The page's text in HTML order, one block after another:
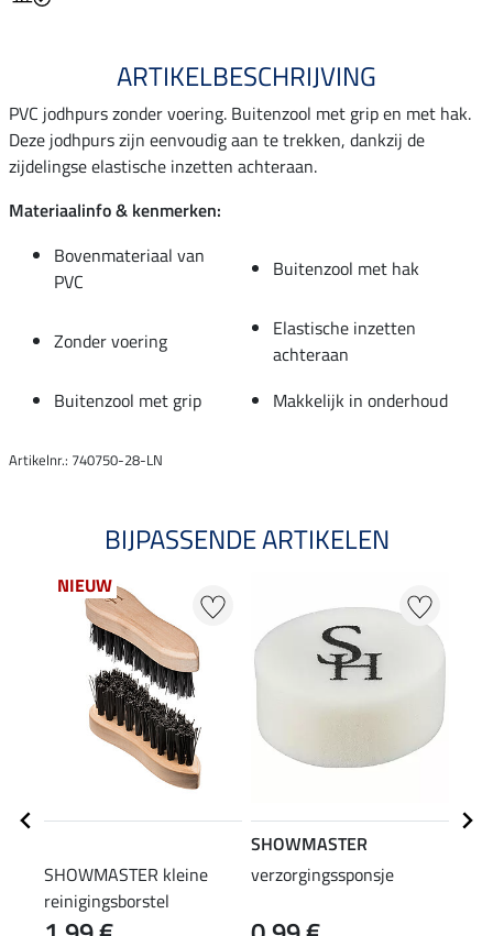
ARTIKELBESCHRIJVING
PVC jodhpurs zonder voering. Buitenzool met grip en met hak.
Deze jodhpurs zijn eenvoudig aan te trekken, dankzij de
zijdelingse elastische inzetten achteraan.
Materiaalinfo & kenmerken:
Bovenmateriaal van
PVC
Buitenzool met hak
Zonder voering
Elastische inzetten
achteraan
Buitenzool met grip
Makkelijk in onderhoud
Artikelnr.: 740750-28-LN
BIJPASSENDE ARTIKELEN
NIEUW
SHOWMASTER kleine
reinigingsborstel
SHOWMASTER
verzorgingssponsje